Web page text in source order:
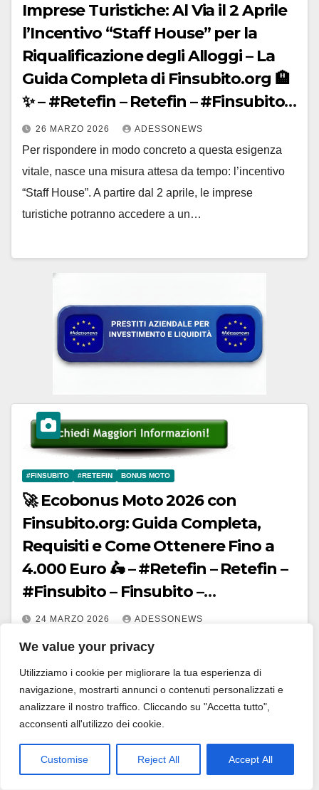
We value your privacy
Utilizziamo i cookie per migliorare la tua esperienza di
navigazione, mostrarti annunci o contenuti personalizzati e
analizzare il nostro traffico. Cliccando su "Accetta tutto",
acconsenti all'utilizzo dei cookie.
Customise Reject All Accept All
Imprese Turistiche: Al Via il 2 Aprile
l’Incentivo “Staff House” per la
Riqualificazione degli Alloggi – La
Guida Completa di Finsubito.org 🏨
✨ – #Retefin – Retefin – #Finsubito –
Finsubito – #Adessonews –
#Adessonews – #Finsubito –
Adessonews
26 MARZO 2026 ADESSONEWS
Per rispondere in modo concreto a questa esigenza
vitale, nasce una misura attesa da tempo: l’incentivo
“Staff House”. A partire dal 2 aprile, le imprese
turistiche potranno accedere a un…
#FINSUBITO #RETEFIN BONUS MOTO
🚀 Ecobonus Moto 2026 con
Finsubito.org: Guida Completa,
Requisiti e Come Ottenere Fino a
4.000 Euro 🛵 – #Retefin – Retefin –
#Finsubito – Finsubito –
#Adessonews – #Adessonews –
#Finsubito – Adessonews
24 MARZO 2026 ADESSONEWS
Il mondo della mobilità sta cambiando rapidamente e
Se stavi pensando di…